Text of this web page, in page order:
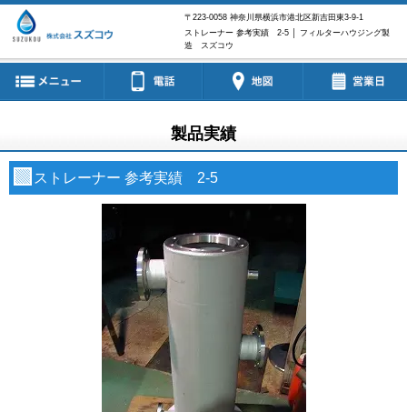
〒223-0058 神奈川県横浜市港北区新吉田東3-9-1
ストレーナー 参考実績 2-5 │ フィルターハウジング製
造 スズコウ
製品実績
ストレーナー 参考実績 2-5